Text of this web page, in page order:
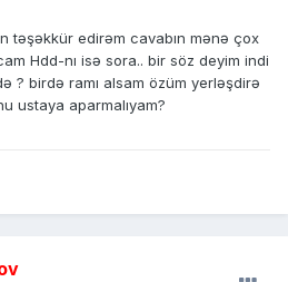
təşəkkür edirəm cavabın mənə çox
Hdd-nı isə sora.. bir söz deyim indi
? birdə ramı alsam özüm yerləşdirə
ustaya aparmalıyam?